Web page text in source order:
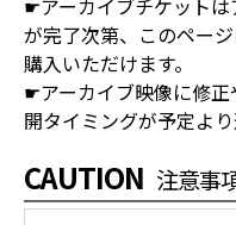
☛アーカイブチケットは
が完了次第、このペー
購入いただけます。
☛アーカイブ映像に修
開タイミングが予定よ
CAUTION 注意事